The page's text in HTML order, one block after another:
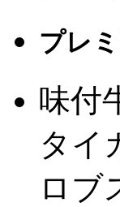
プレ
味付
タイ
ロブ